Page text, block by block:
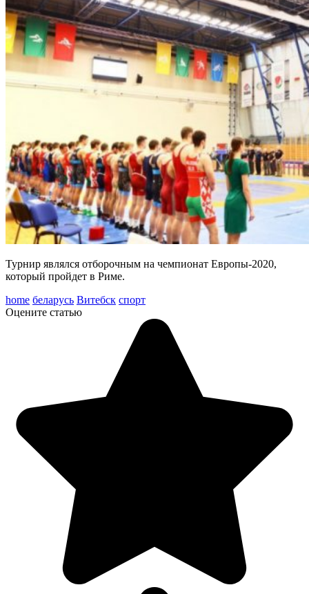
Турнир являлся отборочным на чемпионат Европы-2020,
который пройдет в Риме.
home беларусь Витебск спорт
Оцените статью